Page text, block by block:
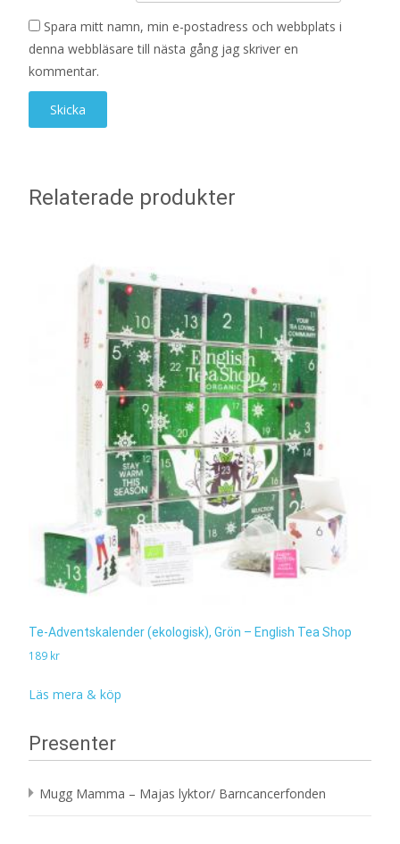
Spara mitt namn, min e-postadress och webbplats i
denna webbläsare till nästa gång jag skriver en
kommentar.
Relaterade produkter
Te-Adventskalender (ekologisk), Grön – English Tea Shop
189 kr
Läs mera & köp
Presenter
Mugg Mamma – Majas lyktor/ Barncancerfonden